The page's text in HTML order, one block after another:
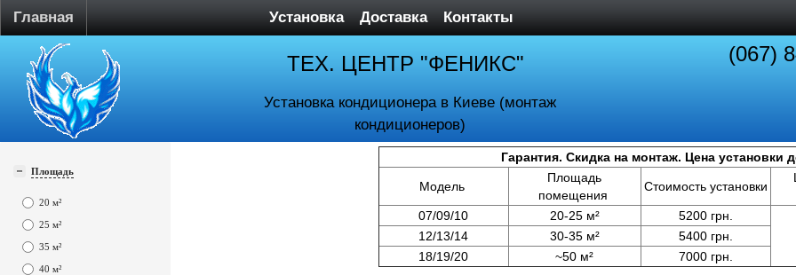
Главная Установка Доставка Контакты
ТЕХ. ЦЕНТР "ФЕНИКС"
Установка кондиционера в Киеве (монтаж
кондиционеров)
(067)
Площадь
20 м²
25 м²
35 м²
40 м²
Гарантия. Скидка на монтаж. Цена установки
Модель
Площадь
помещения
Стоимость установки
07/09/10
20-25 м² 5200 грн.
12/13/14 30-35 м²
5400 грн.
18/19/20
~50 м² 7000 грн.